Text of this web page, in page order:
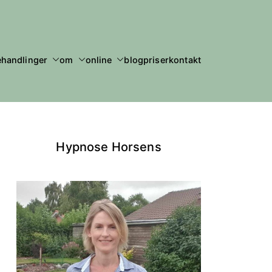
om online blogpriserkontakt
Hypnose Horsens